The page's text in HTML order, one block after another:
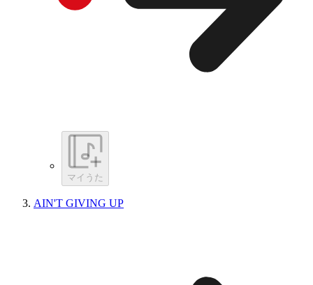
マイうた
AIN'T GIVING UP